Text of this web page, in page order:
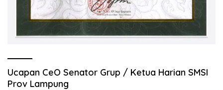
Ucapan CeO Senator Grup / Ketua Harian SMSI
Prov Lampung